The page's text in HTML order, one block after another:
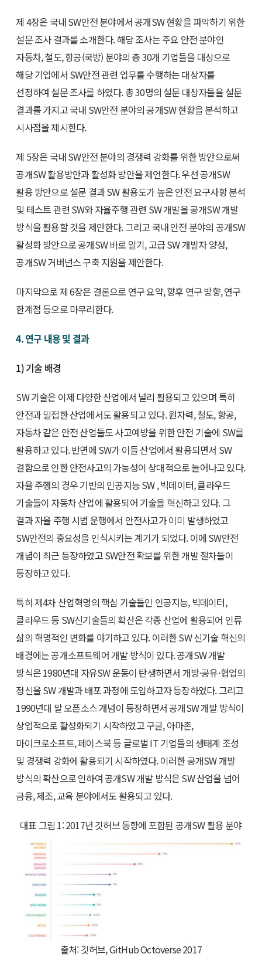
제 4장은 국내 SW안전 분야에서 공개SW 현황을 파악하기 위한
설문 조사 결과를 소개한다. 해당 조사는 주요 안전 분야인
자동차, 철도, 항공(국방) 분야의 총 30개 기업들을 대상으로
해당 기업에서 SW안전 관련 업무를 수행하는 대상자를
선정하여 설문 조사를 하였다. 총 30명의 설문 대상자들을 설문
결과를 가지고 국내 SW안전 분야의 공개SW 현황을 분석하고
시사점을 제시한다.
제 5장은 국내 SW안전 분야의 경쟁력 강화를 위한 방안으로써
공개SW 활용방안과 활성화 방안을 제언한다. 우선 공개SW
활용 방안으로 설문 결과 SW 활용도가 높은 안전 요구사항 분석
및 테스트 관련 SW와 자율주행 관련 SW 개발을 공개SW 개발
방식을 활용할 것을 제안한다. 그리고 국내 안전 분야의 공개SW
활성화 방안으로 공개SW 바로 알기, 고급 SW 개발자 양성,
공개SW 거버넌스 구축 지원을 제안한다.
마지막으로 제 6장은 결론으로 연구 요약, 향후 연구 방향, 연구
한계점 등으로 마무리한다.
4. 연구 내용 및 결과
1) 기술 배경
SW 기술은 이제 다양한 산업에서 널리 활용되고 있으며 특히
안전과 밀접한 산업에서도 활용되고 있다. 원자력, 철도, 항공,
자동차 같은 안전 산업들도 사고예방을 위한 안전 기술에 SW를
활용하고 있다. 반면에 SW가 이들 산업에서 활용되면서 SW
결함으로 인한 안전사고의 가능성이 상대적으로 늘어나고 있다.
자율 주행의 경우 기반의 인공지능 SW , 빅데이터, 클라우드
기술들이 자동차 산업에 활용되어 기술을 혁신하고 있다. 그
결과 자율 주행 시범 운행에서 안전사고가 이미 발생하였고
SW안전의 중요성을 인식시키는 계기가 되었다. 이에 SW안전
개념이 최근 등장하였고 SW안전 확보를 위한 개발 절차들이
등장하고 있다.
특히 제4차 산업혁명의 핵심 기술들인 인공지능, 빅데이터,
클라우드 등 SW신기술들의 확산은 각종 산업에 활용되어 인류
삶의 혁명적인 변화를 야기하고 있다. 이러한 SW 신기술 혁신의
배경에는 공개소프트웨어 개발 방식이 있다. 공개SW 개발
방식은 1980년대 자유SW 운동이 탄생하면서 개방⋅공유⋅협업의
정신을 SW 개발과 배포 과정에 도입하고자 등장하였다. 그리고
1990년대 말 오픈소스 개념이 등장하면서 공개SW 개발 방식이
상업적으로 활성화되기 시작하였고 구글, 아마존,
마이크로소프트, 페이스북 등 글로벌 IT 기업들의 생태계 조성
및 경쟁력 강화에 활용되기 시작하였다. 이러한 공개SW 개발
방식의 확산으로 인하여 공개SW 개발 방식은 SW 산업을 넘어
금융, 제조, 교육 분야에서도 활용되고 있다.
대표 그림 1: 2017년 깃허브 동향에 포함된 공개SW 활용 분야
출처: 깃허브, GitHub Octoverse 2017